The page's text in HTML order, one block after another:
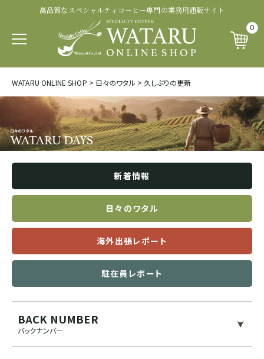
高品質なスペシャルティコーヒー専門の業務用通販サイト
0
WATARU ONLINE SHOP > 日々のワタル > 久しぶりの更新
新着情報
日々のワタル
海外出張レポート
駐在員レポート
BACK NUMBER
バックナンバー
品種から探す
ティピカ
ブルボン
カトゥアイ
モカ系
生産国から探す
イエメン
エチオピア
タンザニア
CENTRAL AMERICA
商品ランクから探す
トップスペシャルティ
スペシャルティコーヒー
生産処理から探す
パルプドナチュラル
ナチュラル
アナエロビック系プロセス
ドライハル
認証・その他から探す
フェアトレード認証
レインフォレスト・アライアンス認証
ナショナル・ウィナー
プライベートオークション